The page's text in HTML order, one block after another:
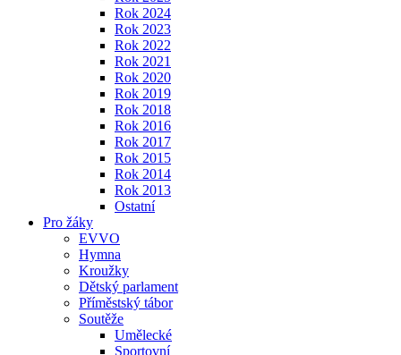
Rok 2024
Rok 2023
Rok 2022
Rok 2021
Rok 2020
Rok 2019
Rok 2018
Rok 2016
Rok 2017
Rok 2015
Rok 2014
Rok 2013
Ostatní
Pro žáky
EVVO
Hymna
Kroužky
Dětský parlament
Příměstský tábor
Soutěže
Umělecké
Sportovní